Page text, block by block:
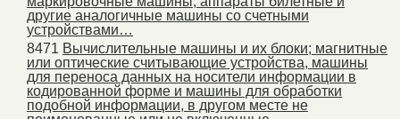
другие аналогичные машины со счетными
устройствами…
8471 Вычислительные машины и их блоки; магнитные
или оптические считывающие устройства, машины
для переноса данных на носители информации в
кодированной форме и машины для обработки
подобной информации, в другом месте не